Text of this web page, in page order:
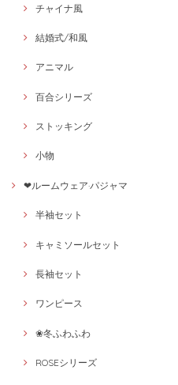
チャイナ風
結婚式/和風
アニマル
百合シリーズ
ストッキング
小物
❤ルームウェア·パジャマ
半袖セット
キャミソールセット
長袖セット
ワンピース
❀冬ふわふわ
ROSEシリーズ